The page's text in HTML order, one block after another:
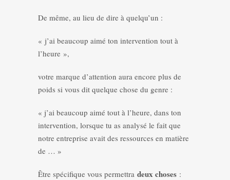
De même, au lieu de dire à quelqu’un :
« j’ai beaucoup aimé ton intervention tout à
l’heure »,
votre marque d’attention aura encore plus de
poids si vous dit quelque chose du genre :
« j’ai beaucoup aimé tout à l’heure, dans ton
intervention, lorsque tu as analysé le fait que
notre entreprise avait des ressources en matière
de … »
Être spécifique vous permettra deux choses :